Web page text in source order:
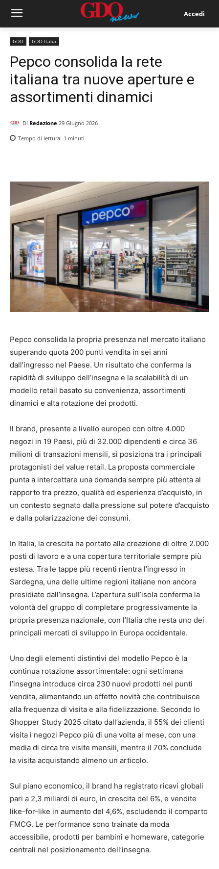
Accedi
GDO GDO Italia
Pepco consolida la rete
italiana tra nuove aperture e
assortimenti dinamici
Di Redazione 29 Giugno 2026
Tempo di lettura: 1 minuti
Pepco consolida la propria presenza nel mercato italiano
superando quota 200 punti vendita in sei anni
dall’ingresso nel Paese. Un risultato che conferma la
rapidità di sviluppo dell’insegna e la scalabilità di un
modello retail basato su convenienza, assortimenti
dinamici e alta rotazione dei prodotti.
Il brand, presente a livello europeo con oltre 4.000
negozi in 19 Paesi, più di 32.000 dipendenti e circa 36
milioni di transazioni mensili, si posiziona tra i principali
protagonisti del value retail. La proposta commerciale
punta a intercettare una domanda sempre più attenta al
rapporto tra prezzo, qualità ed esperienza d’acquisto, in
un contesto segnato dalla pressione sul potere d’acquisto
e dalla polarizzazione dei consumi.
In Italia, la crescita ha portato alla creazione di oltre 2.000
posti di lavoro e a una copertura territoriale sempre più
estesa. Tra le tappe più recenti rientra l’ingresso in
Sardegna, una delle ultime regioni italiane non ancora
presidiate dall’insegna. L’apertura sull’isola conferma la
volontà del gruppo di completare progressivamente la
propria presenza nazionale, con l’Italia che resta uno dei
principali mercati di sviluppo in Europa occidentale.
Uno degli elementi distintivi del modello Pepco è la
continua rotazione assortimentale: ogni settimana
l’insegna introduce circa 230 nuovi prodotti nei punti
vendita, alimentando un effetto novità che contribuisce
alla frequenza di visita e alla fidelizzazione. Secondo lo
Shopper Study 2025 citato dall’azienda, il 55% dei clienti
visita i negozi Pepco più di una volta al mese, con una
media di circa tre visite mensili, mentre il 70% conclude
la visita acquistando almeno un articolo.
Sul piano economico, il brand ha registrato ricavi globali
pari a 2,3 miliardi di euro, in crescita del 6%, e vendite
like-for-like in aumento del 4,6%, escludendo il comparto
FMCG. Le performance sono trainate da moda
accessibile, prodotti per bambini e homeware, categorie
centrali nel posizionamento dell’insegna.